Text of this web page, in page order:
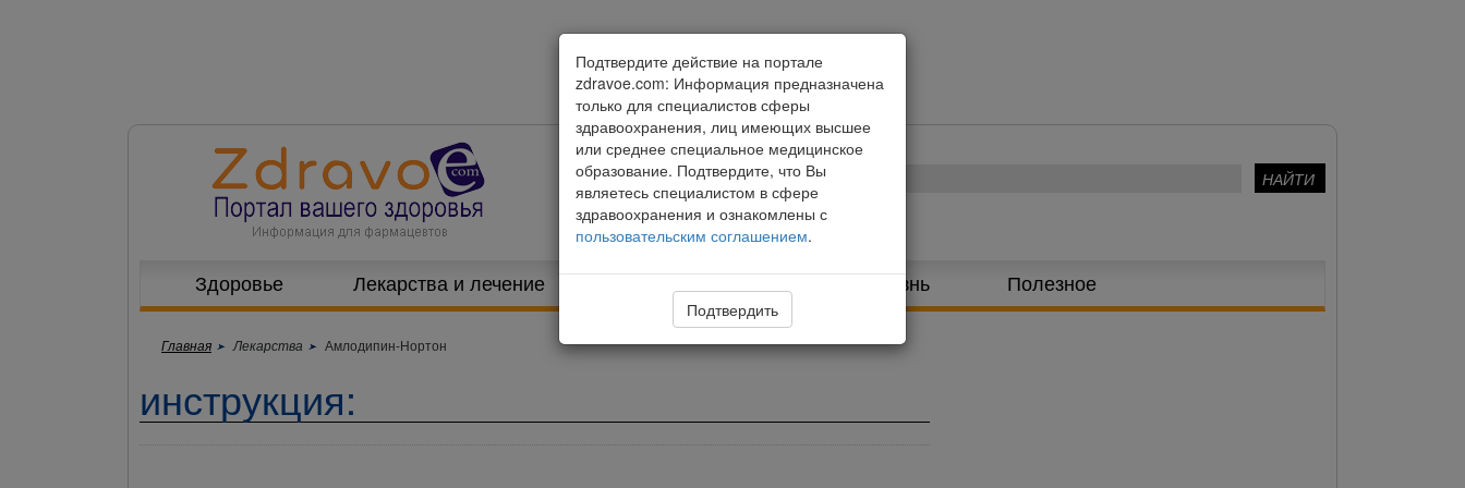
Здоровье Лекарства и лечение Питание и диета Здоровая жизнь Полезное
Главная Лекарства Амлодипин-Нортон
инструкция:
Подтвердите действие на портале
zdravoe.com: Информация предназначена
только для специалистов сферы
здравоохранения, лиц имеющих высшее
или среднее специальное медицинское
образование. Подтвердите, что Вы
являетесь специалистом в сфере
здравоохранения и ознакомлены с
пользовательским соглашением.
Подтвердить